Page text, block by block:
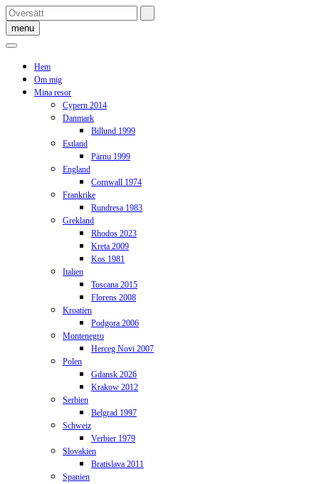
Skip
to
content
menu
Hem
Om mig
Mina resor
Cypern 2014
Danmark
Billund 1999
Estland
Pärnu 1999
England
Cornwall 1974
Frankrike
Rundresa 1983
Grekland
Rhodos 2023
Kreta 2009
Kos 1981
Italien
Toscana 2015
Florens 2008
Kroatien
Podgora 2006
Montenegro
Herceg Novi 2007
Polen
Gdansk 2026
Krakow 2012
Serbien
Belgrad 1997
Schweiz
Verbier 1979
Slovakien
Bratislava 2011
Spanien